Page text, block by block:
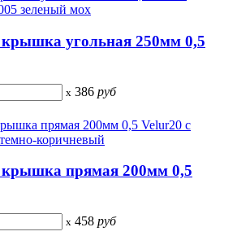
угольная 250мм 0,5
x 386 руб
крышка прямая 200мм 0,5
x 458 руб